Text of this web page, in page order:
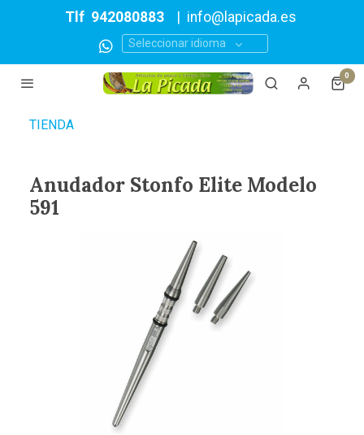
Tlf 942080883 info@lapicada.es
Seleccionar idioma
0
TIENDA
Anudador Stonfo Elite Modelo
591